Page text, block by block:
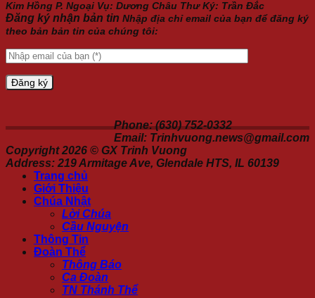
Kim Hồng P. Ngoại Vụ: Dương Châu Thư Ký: Trần Đắc
Đăng ký nhận bản tin Nhập địa chỉ email của bạn để đăng ký
theo bản bản tin của chúng tôi:
Phone: (630) 752-0332
Email: Trinhvuong.news@gmail.com
Copyright 2026 © GX Trinh Vuong
Address: 219 Armitage Ave, Glendale HTS, IL 60139
Trang chủ
Giới Thiệu
Chúa Nhật
Lời Chúa
Cầu Nguyện
Thông Tin
Đoàn Thể
Thông Báo
Ca Đoàn
TN Thánh Thể